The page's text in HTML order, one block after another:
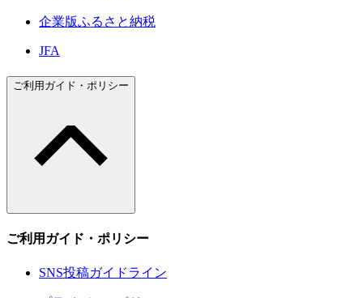
企業版ふるさと納税
JFA
ご利用ガイド・ポリシー
ご利用ガイド・ポリシー
SNS投稿ガイドライン